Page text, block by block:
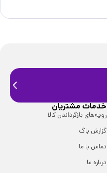
خدمات مشتریان
رویه‌های بازگرداندن کالا
گزارش باگ
تماس با ما
درباره ما